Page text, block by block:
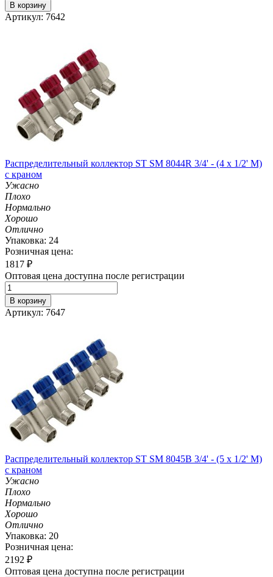
В корзину
Артикул: 7642
Распределительный коллектор ST SM 8044R 3/4' - (4 x 1/2' M)
с краном
Ужасно
Плохо
Нормально
Хорошо
Отлично
Упаковка: 24
Розничная цена:
1817 ₽
Оптовая цена доступна после регистрации
В корзину
Артикул: 7647
Распределительный коллектор ST SM 8045B 3/4' - (5 x 1/2' M)
с краном
Ужасно
Плохо
Нормально
Хорошо
Отлично
Упаковка: 20
Розничная цена:
2192 ₽
Оптовая цена доступна после регистрации